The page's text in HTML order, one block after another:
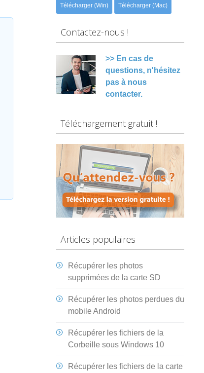
Télécharger (Win) Télécharger (Mac)
Contactez-nous !
>> En cas de
questions, n'hésitez
pas à nous
contacter.
Téléchargement gratuit !
Articles populaires
Récupérer les photos
supprimées de la carte SD
Récupérer les photos perdues du
mobile Android
Récupérer les fichiers de la
Corbeille sous Windows 10
Récupérer les fichiers de la carte